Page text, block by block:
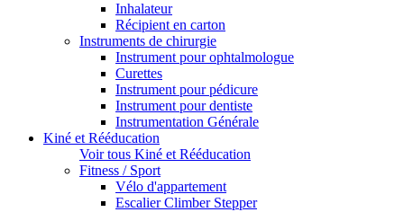
Inhalateur
Récipient en carton
Instruments de chirurgie
Instrument pour ophtalmologue
Curettes
Instrument pour pédicure
Instrument pour dentiste
Instrumentation Générale
Kiné et Rééducation
Voir tous Kiné et Rééducation
Fitness / Sport
Vélo d'appartement
Escalier Climber Stepper